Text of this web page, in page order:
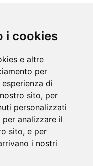
i cookies
e altre
per
di
sito, per
personalizzati
per analizzare il
sito, e per
i nostri
rosé e Lago di Garda
e racconto del rosé
il calendario della
Lago di Garda. Il 23
e operatori.
di Suviana e
fauna
Laghi di Suviana e
cervi, volpi, lepri e lupi.
silenzio. Ritrovo Chiesa
obbligatoria.